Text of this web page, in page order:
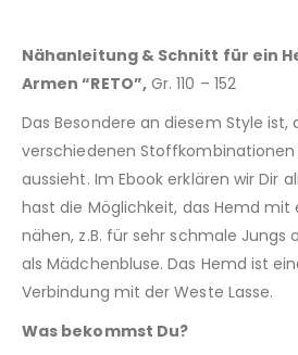
Nähanleitung & Schnitt für ein
Armen “RETO”,Gr. 110 – 152
Das Besondere an diesem Style ist,
verschiedenen
aussieht. Im Ebook erklären wir Dir
hast die Möglichkeit, das Hemd mit
nähen, z.B. für sehr schmale Jungs
als Mädchenbluse. Das Hemd ist
Verbindung mit der Weste Lasse.
Was bekommst Du?